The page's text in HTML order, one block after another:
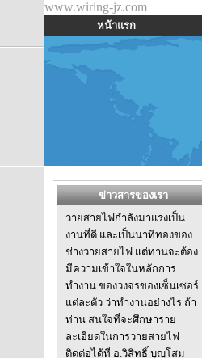
www.wiring-jz.com
หน้าแรก
ข่าวสารของเรา
วายสายไฟกำลังมาแรงเป็น
งานที่ดี และเป็นนาทีทองของ
ช่างวายสายไฟ แต่ท่านจะต้อง
มีความเข้าใจในหลักการ
ทำงาน ของวงจรของเซ็นเซอร์
แต่ละตัว ว่าทำงานอย่างไร ถ้า
ท่าน สนใจที่จะศึกษาราย
ละเอียดในการวายสายไฟ
ติดต่อได้ที่ อ.วิสิทธิ์ บุญโสม